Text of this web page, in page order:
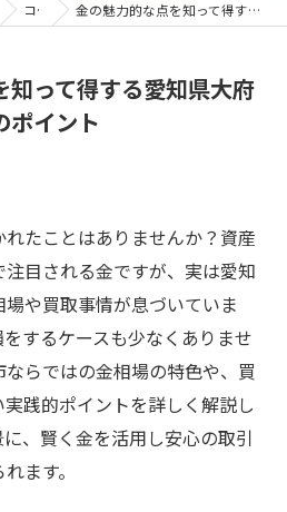
コラム 金の魅力的な点を知って得する愛知県大府市の相場と買取のポイント
知って得する愛知県大府
ポイント
たことはありませんか？資産
目される金ですが、実は愛知
や買取事情が息づいていま
するケースも少なくありませ
らではの金相場の特色や、買
践的ポイントを詳しく解説し
、賢く金を活用し安心の取引
ます。